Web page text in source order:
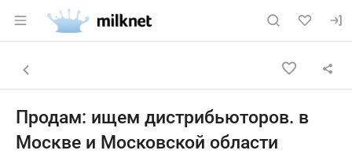
Раздел навигации по сайту milknet.ru
Объявление: Продам: ищем
Навигация и управление объявлением
Назад к списку объявлений
Продам: ищем дистрибьюторов. в
Москве и Московской области